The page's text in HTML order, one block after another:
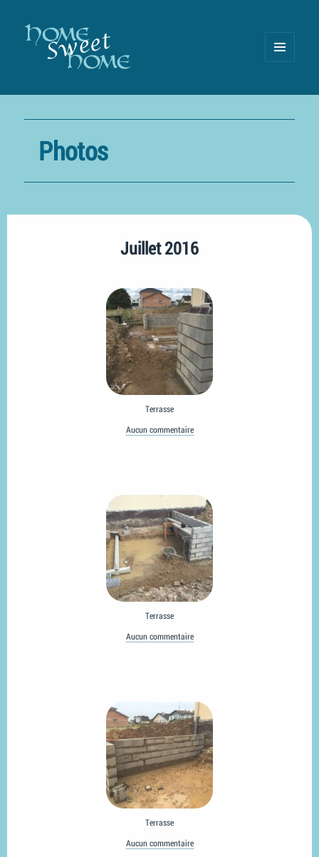
Photos
Juillet 2016
Terrasse
Aucun commentaire
Terrasse
Aucun commentaire
Terrasse
Aucun commentaire